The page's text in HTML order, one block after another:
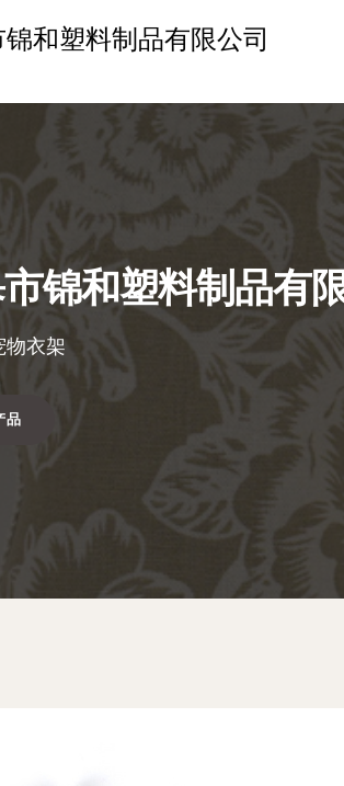
和塑料制品有限公司
锦和塑料制品有
物衣架
品